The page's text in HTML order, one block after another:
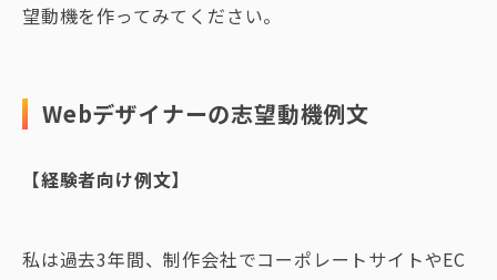
望動機を作ってみてください。
Webデザイナーの志望動機例文
【経験者向け例文】
私は過去3年間、制作会社でコーポレートサイトやEC